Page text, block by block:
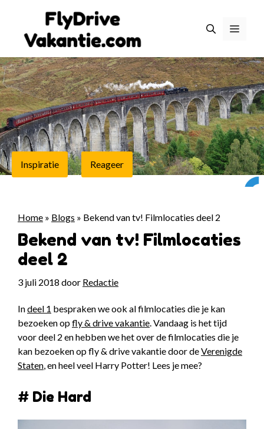
Menu
Inspiratie Reageer
Home » Blogs » Bekend van tv! Filmlocaties deel 2
Bekend van tv! Filmlocaties
deel 2
3 juli 2018 door Redactie
Indeel 1 bespraken we ook al filmlocaties die je kan
bezoeken opfly & drive vakantie. Vandaag is het tijd
voor deel 2 en hebben we het over de filmlocaties die je
kan bezoeken op fly & drive vakantie door deVerenigde
Staten, en heel veel Harry Potter! Lees je mee?
# Die Hard